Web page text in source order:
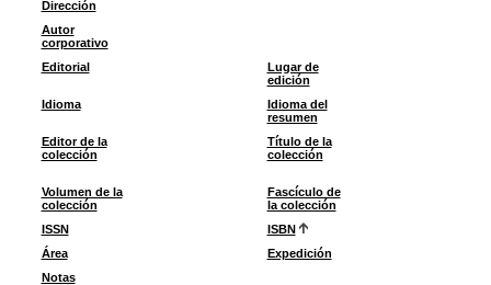
Dirección
Autor
corporativo
Editorial
Lugar de
edición
Idioma
Idioma del
resumen
Editor de la
colección
Título de la
colección
Volumen de la
colección
Fascículo de
la colección
ISSN
ISBN
Área
Expedición
Notas